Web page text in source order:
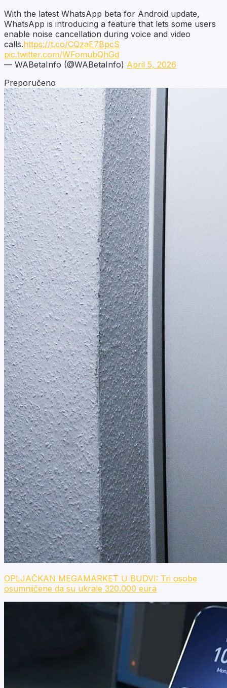
With the latest WhatsApp beta for Android update,
WhatsApp is introducing a feature that lets some users
enable noise cancellation during voice and video
calls.https://t.co/CQzaE7BpcS
pic.twitter.com/WFomubQhGd
— WABetaInfo (@WABetaInfo) April 5, 2026
Preporučeno
OPLJAČKAN MEGAMARKET U BUDVI: Tri osobe
osumnjičene da su ukrale 320.000 eura